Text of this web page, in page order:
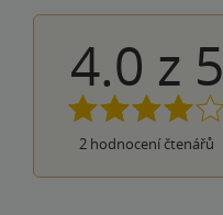
4.0 z 5
2 hodnocení čtenářů